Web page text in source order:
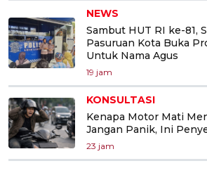
NEWS
Sambut HUT RI ke-81,
Pasuruan Kota Buka
Untuk Nama Agus
19 jam
KONSULTASI
Kenapa Motor Mati
Jangan Panik, Ini
23 jam